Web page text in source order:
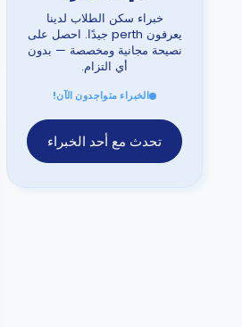
خبراء سكن الطلاب لدينا
يعرفون perth جيدًا. احصل على
نصيحة مجانية ومخصصة — بدون
أي التزام.
الخبراء متواجدون الآن!
تحدث مع أحد الخبراء